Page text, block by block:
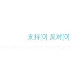
支持[0] 反对[0]